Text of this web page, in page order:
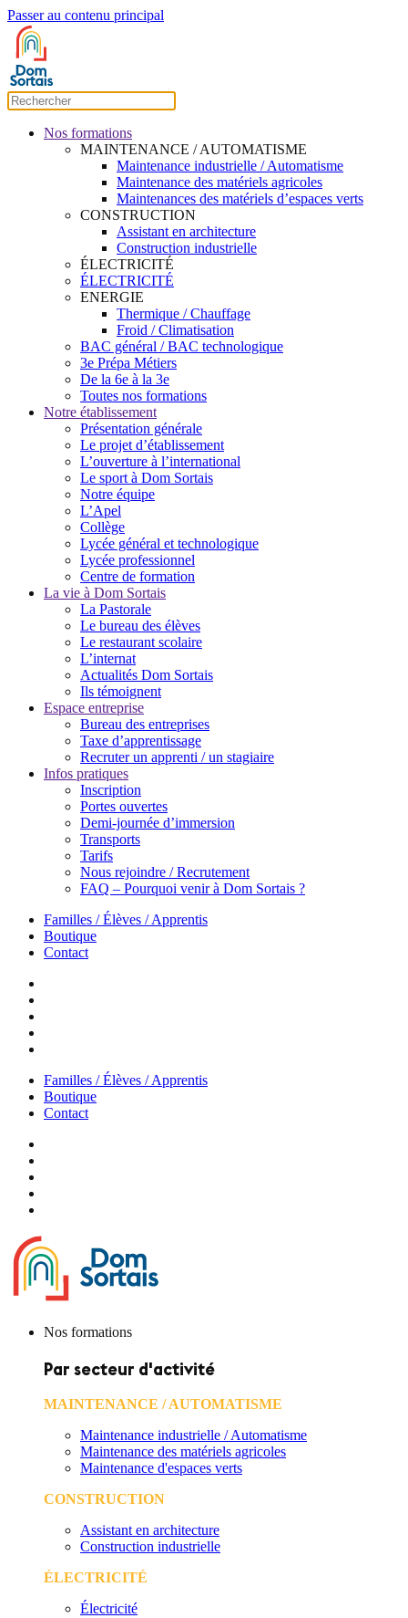
Passer au contenu principal
Nos formations
MAINTENANCE / AUTOMATISME
Maintenance industrielle / Automatisme
Maintenance des matériels agricoles
Maintenances des matériels d’espaces verts
CONSTRUCTION
Assistant en architecture
Construction industrielle
ÉLECTRICITÉ
ÉLECTRICITÉ
ENERGIE
Thermique / Chauffage
Froid / Climatisation
BAC général / BAC technologique
3e Prépa Métiers
De la 6e à la 3e
Toutes nos formations
Notre établissement
Présentation générale
Le projet d’établissement
L’ouverture à l’international
Le sport à Dom Sortais
Notre équipe
L’Apel
Collège
Lycée général et technologique
Lycée professionnel
Centre de formation
La vie à Dom Sortais
La Pastorale
Le bureau des élèves
Le restaurant scolaire
L’internat
Actualités Dom Sortais
Ils témoignent
Espace entreprise
Bureau des entreprises
Taxe d’apprentissage
Recruter un apprenti / un stagiaire
Infos pratiques
Inscription
Portes ouvertes
Demi-journée d’immersion
Transports
Tarifs
Nous rejoindre / Recrutement
FAQ – Pourquoi venir à Dom Sortais ?
Familles / Élèves / Apprentis
Boutique
Contact
Familles / Élèves / Apprentis
Boutique
Contact
Nos formations
Par secteur d'activité
MAINTENANCE / AUTOMATISME
Maintenance industrielle / Automatisme
Maintenance des matériels agricoles
Maintenance d'espaces verts
CONSTRUCTION
Assistant en architecture
Construction industrielle
ÉLECTRICITÉ
Électricité